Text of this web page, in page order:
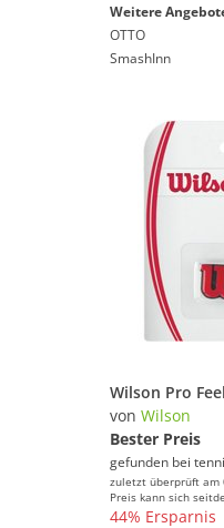
Weitere
OTTO
SmashInn
von Wilson
Bester Preis
gefunden bei
zuletzt überprüft am
Preis kann sich
44% Ersparnis